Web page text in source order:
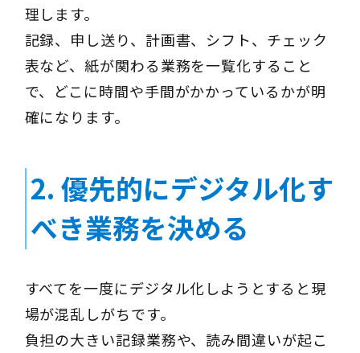
理します。
記録、申し送り、計画書、シフト、チェック
表など、紙が関わる業務を一覧化すること
で、どこに時間や手間がかかっているかが明
確になります。
2. 優先的にデジタル化す
べき業務を決める
すべてを一度にデジタル化しようとすると現
場が混乱しがちです。
負担の大きい記録業務や、読み間違いが起こ